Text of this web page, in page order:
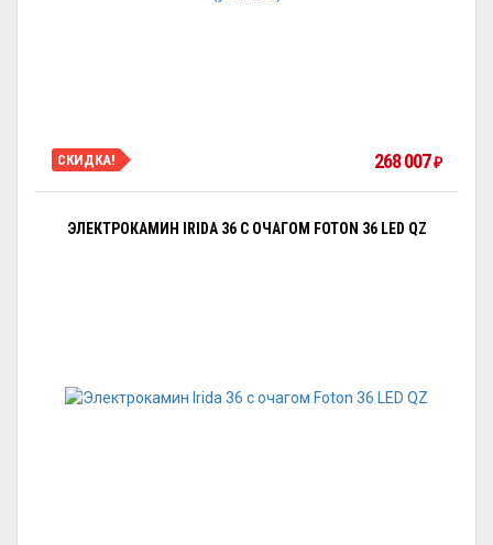
СКИДКА! 268 007 ₽
ЭЛЕКТРОКАМИН IRIDA 36 С ОЧАГОМ FOTON 36 LED QZ